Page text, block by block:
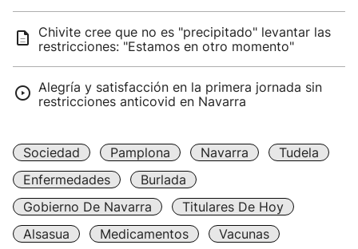
Chivite cree que no es "precipitado" levantar las
restricciones: "Estamos en otro momento"
Alegría y satisfacción en la primera jornada sin
restricciones anticovid en Navarra
Sociedad Pamplona Navarra
Tudela
Enfermedades
Burlada
Gobierno De Navarra
Titulares De Hoy
Alsasua
Medicamentos Vacunas